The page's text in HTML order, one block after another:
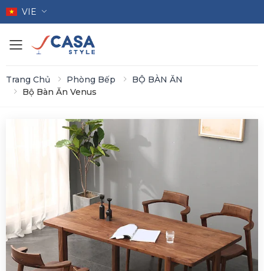
VIE
Toggle mobile menu
Trang Chủ Phòng Bếp
BỘ BÀN ĂN
Bộ Bàn Ăn Venus